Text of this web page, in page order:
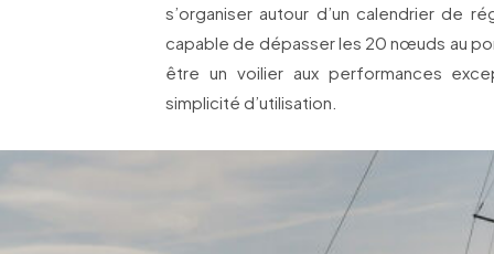
s’organiser autour d’un calendrier de
capable de dépasser les 20 nœuds au
être un voilier aux performances
simplicité d’utilisation.